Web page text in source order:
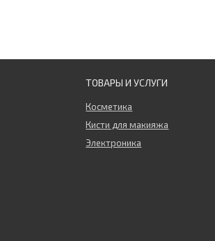
ТОВАРЫ И УСЛУГИ
Косметика
Кисти для макияжа
Электроника